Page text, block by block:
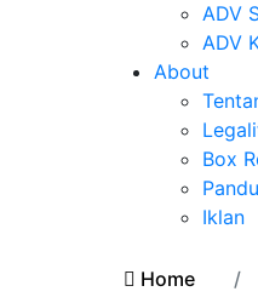
ADV
ADV
About
Box
Iklan
Home